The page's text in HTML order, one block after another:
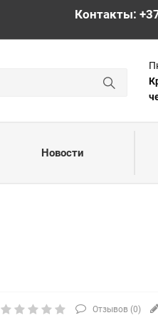
Контакты:
Новости
Отзывов (0)